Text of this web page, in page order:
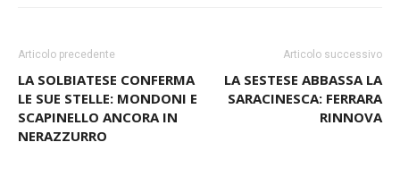
Articolo precedente
LA SOLBIATESE CONFERMA
LE SUE STELLE: MONDONI E
SCAPINELLO ANCORA IN
NERAZZURRO
Articolo successivo
LA SESTESE ABBASSA LA
SARACINESCA: FERRARA
RINNOVA